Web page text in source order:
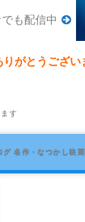
も配信中
がとうござい
す